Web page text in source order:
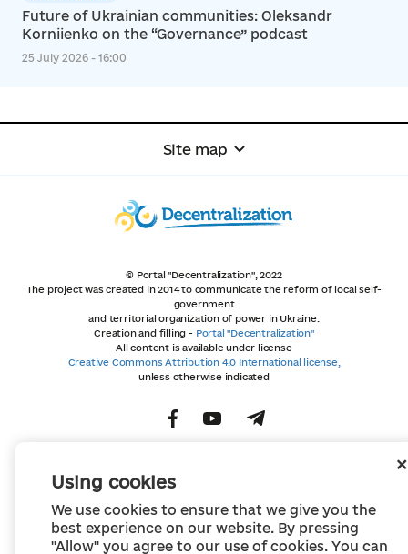
Using cookies
We use cookies to ensure that we give you the
best experience on our website. By pressing
"Allow" you agree to our use of cookies. You can
Future of Ukrainian communities: Oleksandr
Korniienko on the “Governance” podcast
25 July 2026 - 16:00
Site map
© Portal "Decentralization", 2022
The project was created in 2014 to communicate the reform of local self-
government
and territorial organization of power in Ukraine.
Creation and filling - Portal "Decentralization"
All content is available under license
Creative Commons Attribution 4.0 International license,
unless otherwise indicated